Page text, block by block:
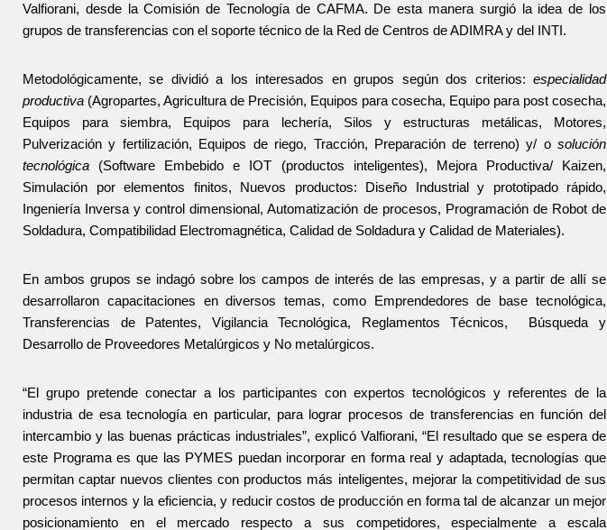
Valfiorani, desde la Comisión de Tecnología de CAFMA. De esta manera surgió la idea de los
grupos de transferencias con el soporte técnico de la Red de Centros de ADIMRA y del INTI.
Metodológicamente, se dividió a los interesados en grupos según dos criterios: especialidad
productiva (Agropartes, Agricultura de Precisión, Equipos para cosecha, Equipo para post cosecha,
Equipos para siembra, Equipos para lechería, Silos y estructuras metálicas, Motores,
Pulverización y fertilización, Equipos de riego, Tracción, Preparación de terreno) y/ o solución
tecnológica (Software Embebido e IOT (productos inteligentes), Mejora Productiva/ Kaizen,
Simulación por elementos finitos, Nuevos productos: Diseño Industrial y prototipado rápido,
Ingeniería Inversa y control dimensional, Automatización de procesos, Programación de Robot de
Soldadura, Compatibilidad Electromagnética, Calidad de Soldadura y Calidad de Materiales).
En ambos grupos se indagó sobre los campos de interés de las empresas, y a partir de allí se
desarrollaron capacitaciones en diversos temas, como Emprendedores de base tecnológica,
Transferencias de Patentes, Vigilancia Tecnológica, Reglamentos Técnicos,  Búsqueda y
Desarrollo de Proveedores Metalúrgicos y No metalúrgicos.
“El grupo pretende conectar a los participantes con expertos tecnológicos y referentes de la
industria de esa tecnología en particular, para lograr procesos de transferencias en función del
intercambio y las buenas prácticas industriales”, explicó Valfiorani, “El resultado que se espera de
este Programa es que las PYMES puedan incorporar en forma real y adaptada, tecnologías que
permitan captar nuevos clientes con productos más inteligentes, mejorar la competitividad de sus
procesos internos y la eficiencia, y reducir costos de producción en forma tal de alcanzar un mejor
posicionamiento en el mercado respecto a sus competidores, especialmente a escala